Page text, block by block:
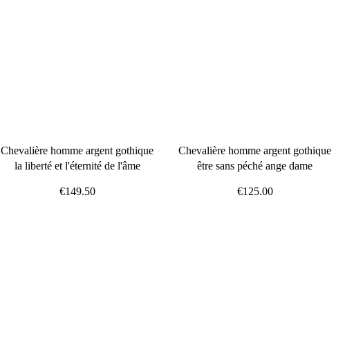
Chevalière homme argent gothique
la liberté et l'éternité de l'âme
€149.50
Chevalière homme argent gothique
être sans péché ange dame
€125.00